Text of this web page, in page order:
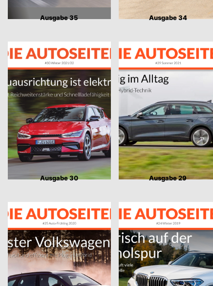
Ausgabe 35 Ausgabe 34
Ausgabe 30 Ausgabe 29